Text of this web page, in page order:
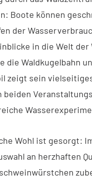
Boote können
der
in die Welt
die Waldkugelbahn
zeigt sein
beiden
Wohl ist gesorgt:
an herzhaften